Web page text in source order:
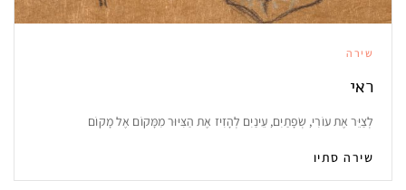
שירה
ראי
לְצַיֵּר אֶת עוֹרִי, שְׂפָתַיִם, עֵינַיִם לְהָזִיז אֶת הַצִּיּוּר מִמָּקוֹם אֶל מָקוֹם
שירה סתיו